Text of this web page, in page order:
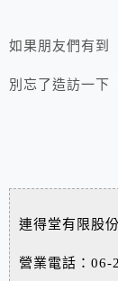
如果朋友們有到
別忘了造訪一下
連得堂有限股
營業電話：06-